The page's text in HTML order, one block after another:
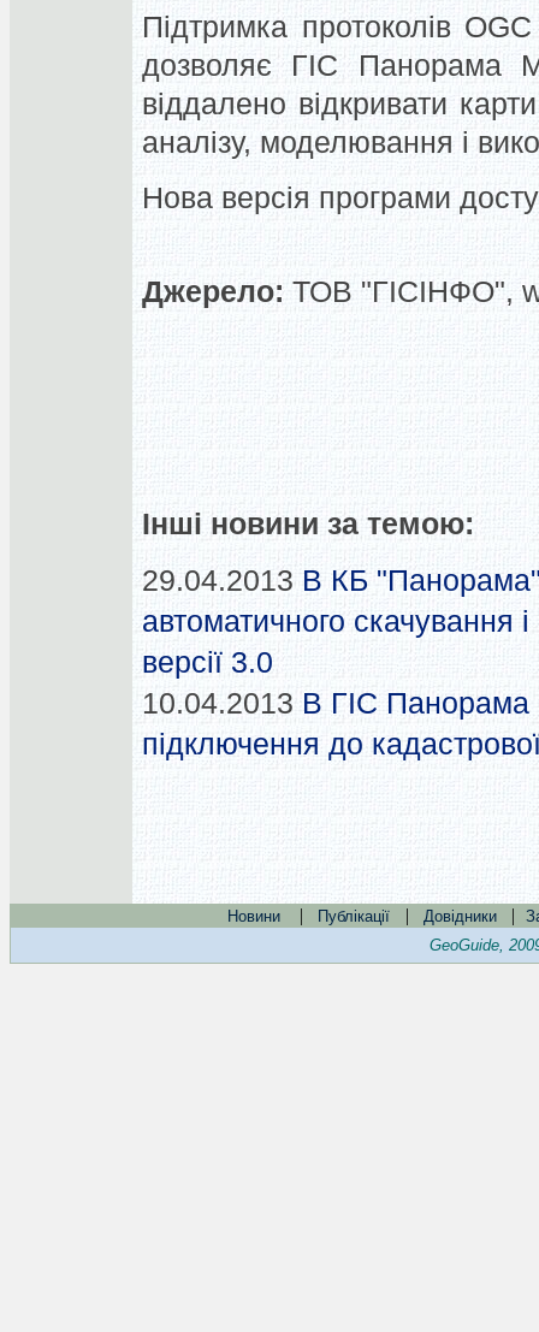
Підтримка протоколів
дозволяє ГІС Панорама
віддалено відкривати
аналізу, моделювання і
Нова версія програми
Джерело: ТОВ "ГІСІНФО",
Інші новини за темою:
29.04.2013 В КБ
автоматичного скачування
версії 3.0
10.04.2013 В ГІС Панорама
підключення до
Новини | Публікації | Довідники |
GeoGuide,